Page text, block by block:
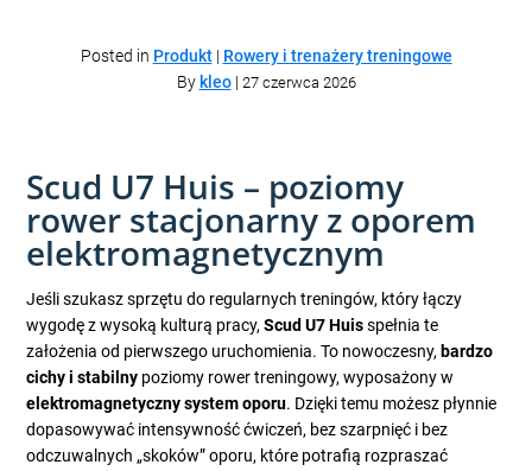
Posted in Produkt| Rowery i trenażery treningowe
By kleo| 27 czerwca 2026
Scud U7 Huis – poziomy
rower stacjonarny z oporem
elektromagnetycznym
Jeśli szukasz sprzętu do regularnych treningów, który łączy
wygodę z wysoką kulturą pracy,Scud U7 Huisspełnia te
założenia od pierwszego uruchomienia. To nowoczesny, bardzo
cichy i stabilny poziomy rower treningowy, wyposażony w
elektromagnetyczny system oporu. Dzięki temu możesz płynnie
dopasowywać intensywność ćwiczeń, bez szarpnięć i bez
odczuwalnych „skoków” oporu, które potrafią rozpraszać